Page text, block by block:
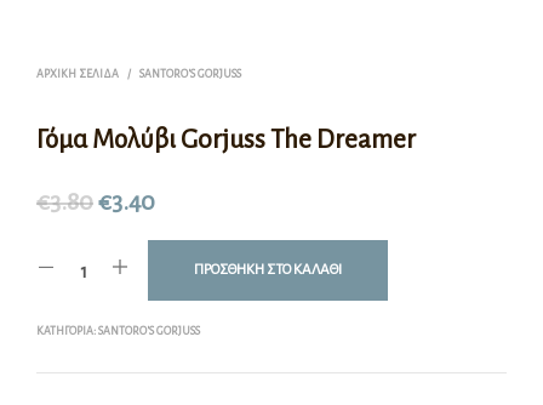
ΑΡΧΙΚΉ ΣΕΛΊΔΑ / SANTORO'S GORJUSS
Γόμα Μολύβι Gorjuss The Dreamer
€3.80€3.40
ΠΡΟΣΘΉΚΗ ΣΤΟ ΚΑΛΆΘΙ
ΚΑΤΗΓΟΡΊΑ: SANTORO'S GORJUSS